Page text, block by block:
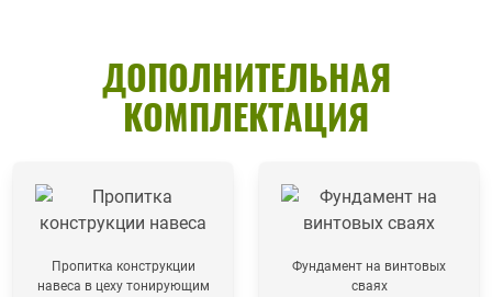
ДОПОЛНИТЕЛЬНАЯ
КОМПЛЕКТАЦИЯ
Пропитка конструкции
навеса в цеху тонирующим
Фундамент на винтовых
сваях